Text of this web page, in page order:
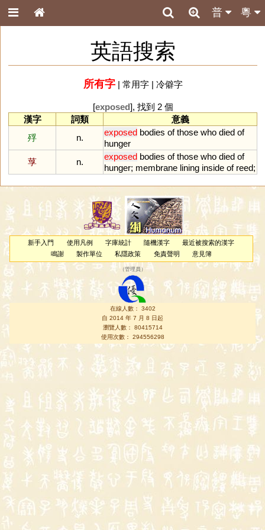
粵
普
英語搜索
所有字| 常用字| 冷僻字
[exposed], 找到 2 個
漢字
詞類
意義
殍
n.
exposed bodies of those who died of
hunger
莩
n.
exposed bodies of those who died of
hunger; membrane lining inside of reed;
新手入門 使用凡例 字庫統計 隨機漢字
最近被搜索的漢字
鳴謝
製作單位 私隱政策 免責聲明 意見簿
（管理員 ）
在線人數： 3402
自 2014 年 7 月 8 日起
瀏覽人數： 80415714
使用次數： 294556298